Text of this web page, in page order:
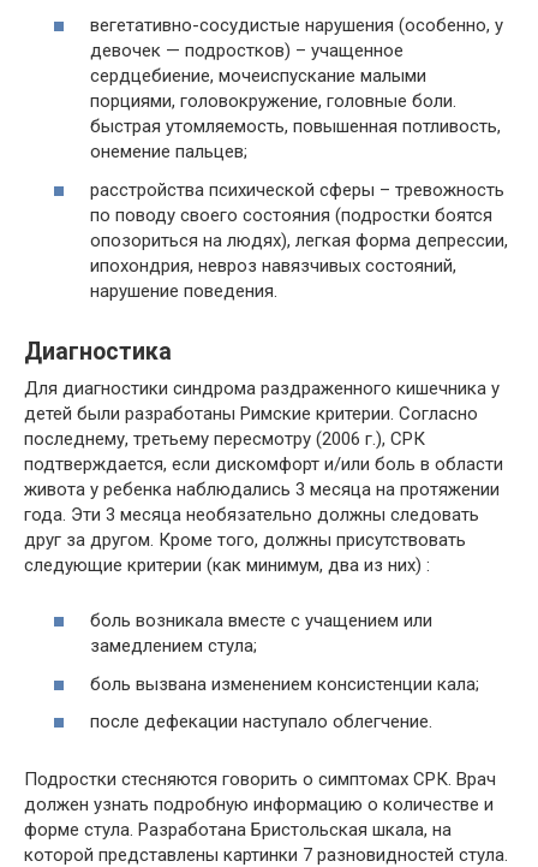
вегетативно-сосудистые нарушения (особенно, у
девочек — подростков) – учащенное
сердцебиение, мочеиспускание малыми
порциями, головокружение, головные боли.
быстрая утомляемость, повышенная потливость,
онемение пальцев;
расстройства психической сферы – тревожность
по поводу своего состояния (подростки боятся
опозориться на людях), легкая форма депрессии,
ипохондрия, невроз навязчивых состояний,
нарушение поведения.
Диагностика
Для диагностики синдрома раздраженного кишечника у
детей были разработаны Римские критерии. Согласно
последнему, третьему пересмотру (2006 г.), СРК
подтверждается, если дискомфорт и/или боль в области
живота у ребенка наблюдались 3 месяца на протяжении
года. Эти 3 месяца необязательно должны следовать
друг за другом. Кроме того, должны присутствовать
следующие критерии (как минимум, два из них) :
боль возникала вместе с учащением или
замедлением стула;
боль вызвана изменением консистенции кала;
после дефекации наступало облегчение.
Подростки стесняются говорить о симптомах СРК. Врач
должен узнать подробную информацию о количестве и
форме стула. Разработана Бристольская шкала, на
которой представлены картинки 7 разновидностей стула.